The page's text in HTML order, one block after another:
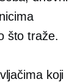
što traže.
koji